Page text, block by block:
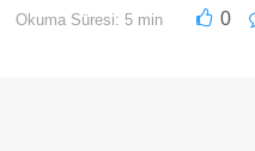
Okuma Süresi: 5 min 0